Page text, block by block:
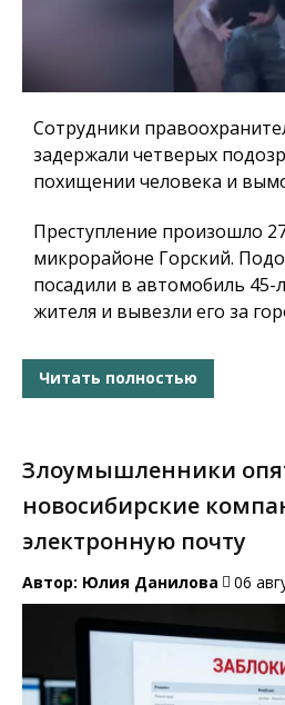
Сотрудники
задержали четверых
похищении человека и
Преступление произошло
микрорайоне Горский.
посадили в автомобиль 45-
жителя и вывезли его за
Читать полностью
Злоумышленники
новосибирские
электронную почту
Автор: Юлия Данилова 06